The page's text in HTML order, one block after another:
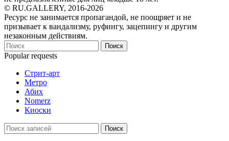
© RU.GALLERY, 2016-2026
Ресурс не занимается пропагандой, не поощряет и не
призывает к вандализму, руфингу, зацепингу и другим
незаконным действиям.
Поиск
Popular requests
Стрит-арт
Метро
Абих
Nomerz
Киоски
Поиск